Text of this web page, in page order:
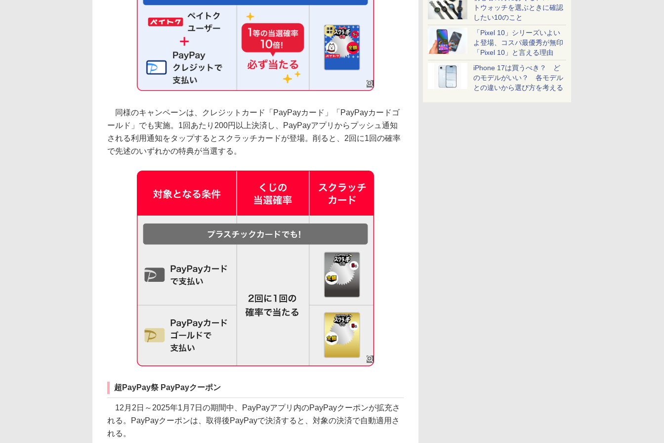
トウォッチを選ぶときに確認
したい10のこと
「Pixel 10」シリーズいよい
よ登場、コスパ最優秀が無印
「Pixel 10」と言える理由
iPhone 17は買うべき？ ど
のモデルがいい？ 各モデル
との違いから選び方を考える
同様のキャンペーンは、クレジットカード「PayPayカード」「PayPayカードゴ
ールド」でも実施。1回あたり200円以上決済し、PayPayアプリからプッシュ通知
される利用通知をタップするとスクラッチカードが登場。削ると、2回に1回の確率
で先述のいずれかの特典が当選する。
超PayPay祭 PayPayクーポン
12月2日～2025年1月7日の期間中、PayPayアプリ内のPayPayクーポンが拡充さ
れる。PayPayクーポンは、取得後PayPayで決済すると、対象の決済で自動適用さ
れる。